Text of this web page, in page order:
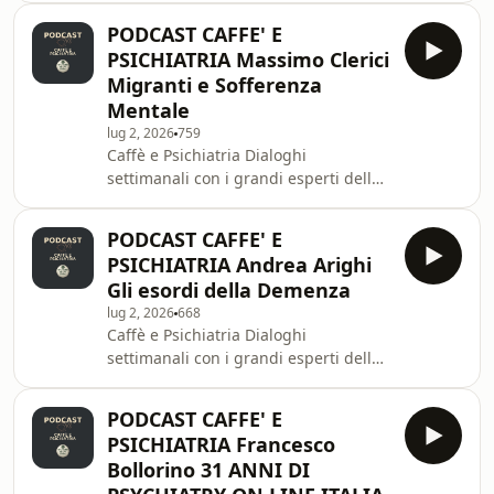
di Psichiatria, proponiamo un
incontro con i più qualificati esperti
italiani in psichiatria, psicologia e
neuroscienze.Un progetto di
educazione sanitaria e divulgazione
scientifica senza precedenti, per
ampiezza e qualità dei contenuti.🎙️ In
questo episodio
PODCAST CAFFE' E
PSICHIATRIA Massimo Clerici
Migranti e Sofferenza
Mentale
lug 2, 2026759
Caffè e Psichiatria Dialoghi
settimanali con i grandi esperti della
di Psichiatria, proponiamo un
incontro con i più qualificati esperti
italiani in psichiatria, psicologia e
neuroscienze.Un progetto di
educazione sanitaria e divulgazione
scientifica senza precedenti, per
ampiezza e qualità dei contenuti.🎙️ In
questo episodio
PODCAST CAFFE' E
PSICHIATRIA Andrea Arighi
Gli esordi della Demenza
lug 2, 2026668
Caffè e Psichiatria Dialoghi
settimanali con i grandi esperti della
di Psichiatria, proponiamo un
incontro con i più qualificati esperti
italiani in psichiatria, psicologia e
PODCAST CAFFE' E
PSICHIATRIA Francesco
Bollorino 31 ANNI DI